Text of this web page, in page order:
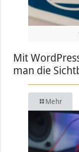
Mit
man die
Mehr